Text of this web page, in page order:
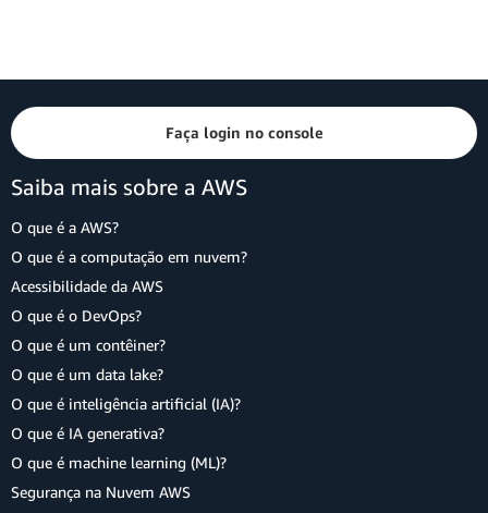
Faça login no console
Saiba mais sobre a AWS
O que é a AWS?
O que é a computação em nuvem?
Acessibilidade da AWS
O que é o DevOps?
O que é um contêiner?
O que é um data lake?
O que é inteligência artificial (IA)?
O que é IA generativa?
O que é machine learning (ML)?
Segurança na Nuvem AWS